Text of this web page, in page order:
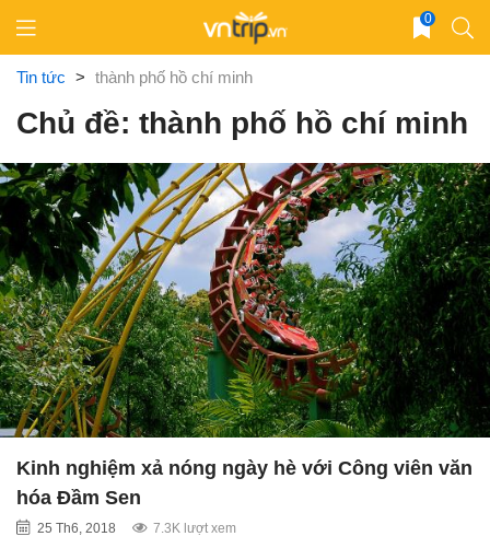
content
0
Tin tức > thành phố hồ chí minh
Chủ đề: thành phố hồ chí minh
Kinh nghiệm xả nóng ngày hè với Công viên văn
hóa Đầm Sen
25 Th6, 2018 7.3K lượt xem